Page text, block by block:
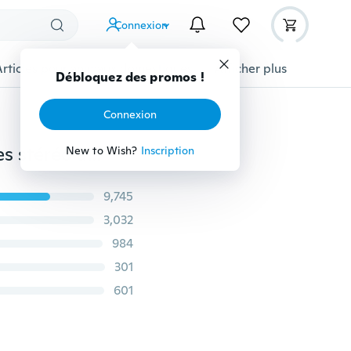
Connexion
Débloquez des promos !
Connexion
New to Wish? Inscription
pour animaux domestiques Afficher plus
Casque Bluetooth S6 sans fil Bluetooth 4.0 auriculaires stéréo à basses lourdes avec prise en charge micro carte SD TF le meilleur cadeau pour étudiant
9,745
3,032
984
301
601